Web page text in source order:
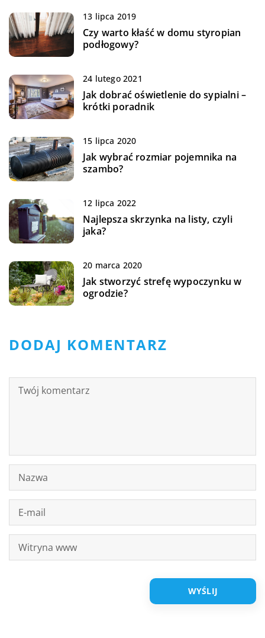
13 lipca 2019
Czy warto kłaść w domu styropian
podłogowy?
24 lutego 2021
Jak dobrać oświetlenie do sypialni –
krótki poradnik
15 lipca 2020
Jak wybrać rozmiar pojemnika na
szambo?
12 lipca 2022
Najlepsza skrzynka na listy, czyli
jaka?
20 marca 2020
Jak stworzyć strefę wypoczynku w
ogrodzie?
DODAJ KOMENTARZ